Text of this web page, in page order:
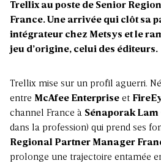
Trellix au poste de Senior
France. Une arrivée qui clôt sa
intégrateur chez Metsys et le
jeu d’origine, celui des éditeurs.
Trellix mise sur un profil aguerri.
entre McAfee Enterprise et
channel France à Sénaporak Lam
dans la profession) qui prend ses
Regional Partner Manager
prolonge une trajectoire entamée